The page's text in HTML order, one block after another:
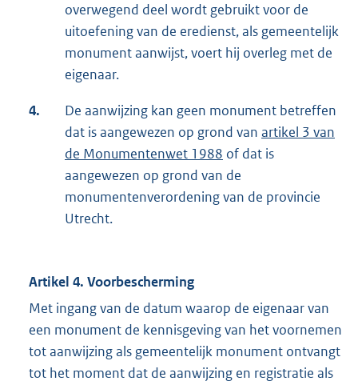
overwegend deel wordt gebruikt voor de
uitoefening van de eredienst, als gemeentelijk
monument aanwijst, voert hij overleg met de
eigenaar.
4.
De aanwijzing kan geen monument betreffen
dat is aangewezen op grond van artikel 3 van
de Monumentenwet 1988 of dat is
aangewezen op grond van de
monumentenverordening van de provincie
Utrecht.
Artikel 4. Voorbescherming
Met ingang van de datum waarop de eigenaar van
een monument de kennisgeving van het voornemen
tot aanwijzing als gemeentelijk monument ontvangt
tot het moment dat de aanwijzing en registratie als